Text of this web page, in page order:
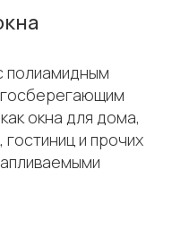
полиамидным
окна для дома,
гостиниц и прочих